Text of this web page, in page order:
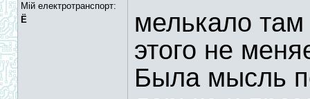
Мій електротранспорт:
Ё
мелькало там
этого не
Была мысль